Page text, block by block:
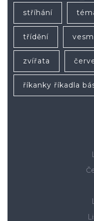
stříhání
třídění
zvířata
říkanky říkadla